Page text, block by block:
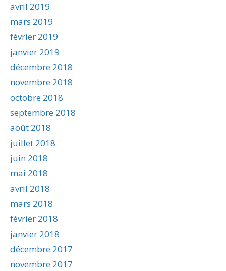
avril 2019
mars 2019
février 2019
janvier 2019
décembre 2018
novembre 2018
octobre 2018
septembre 2018
août 2018
juillet 2018
juin 2018
mai 2018
avril 2018
mars 2018
février 2018
janvier 2018
décembre 2017
novembre 2017